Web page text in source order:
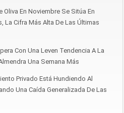
En Noviembre Se Sitúa En
La Cifra Más Alta De Las Últimas
Con Una Leven Tendencia A La
Una Semana Más
Privado Está Hundiendo Al
Una Caída Generalizada De Las